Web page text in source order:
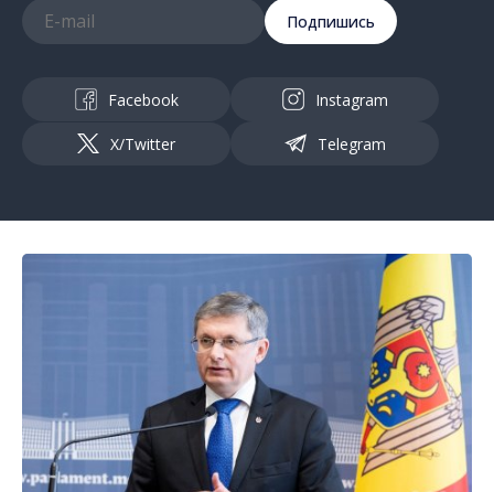
Подпишись
Facebook Instagram
X/Twitter Telegram